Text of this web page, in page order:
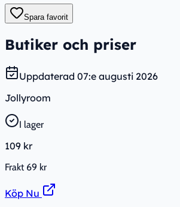
Spara favorit
Butiker och priser
Uppdaterad 07:e augusti 2026
Jollyroom
I lager
109 kr
Frakt 69 kr
Köp Nu